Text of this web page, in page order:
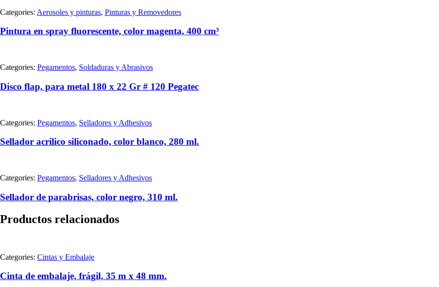
Categories: Aerosoles y pinturas, Pinturas y Removedores
Pintura en spray fluorescente, color magenta, 400 cm³
Categories: Pegamentos, Soldaduras y Abrasivos
Disco flap, para metal 180 x 22 Gr # 120 Pegatec
Categories: Pegamentos, Selladores y Adhesivos
Sellador acrilico siliconado, color blanco, 280 ml.
Categories: Pegamentos, Selladores y Adhesivos
Sellador de parabrisas, color negro, 310 ml.
Productos relacionados
Categories: Cintas y Embalaje
Cinta de embalaje, frágil, 35 m x 48 mm.